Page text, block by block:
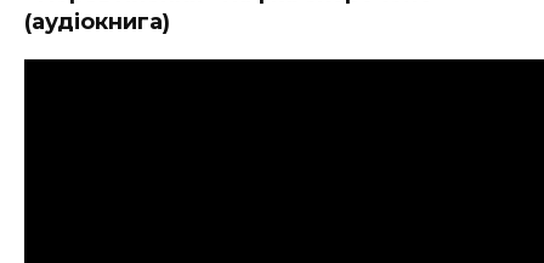
(аудіокнига)